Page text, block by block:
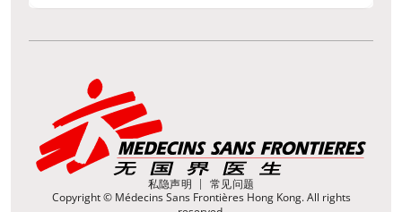
私隐声明
常见问题
Copyright © Médecins Sans Frontières Hong Kong. All rights